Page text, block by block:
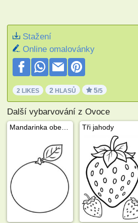
Stažení
Online omalovánky
2 LIKES 2 HLASŮ 5/5
Další vybarvování z Ovoce
Tři jahody